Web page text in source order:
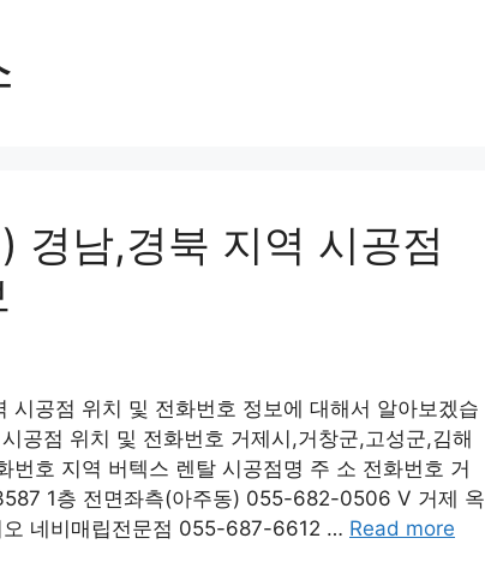
경남,경북 지역 시공점
공점 위치 및 전화번호 정보에 대해서 알아보겠습
공점 위치 및 전화번호 거제시,거창군,고성군,김해
호 지역 버텍스 렌탈 시공점명 주 소 전화번호 거
1층 전면좌측(아주동) 055-682-0506 V 거제 옥
오 네비매립전문점 055-687-6612 … Read more